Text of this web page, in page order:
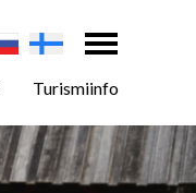
Turismiinfo